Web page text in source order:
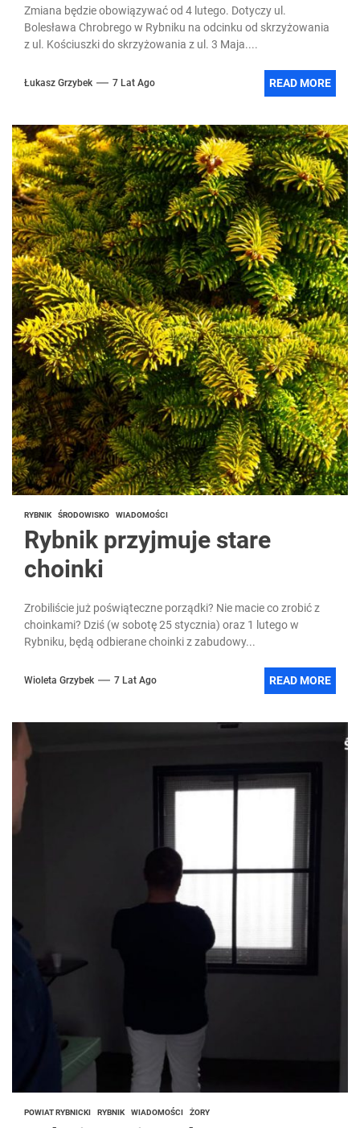
Zmiana będzie obowiązywać od 4 lutego. Dotyczy ul.
Bolesława Chrobrego w Rybniku na odcinku od skrzyżowania
z ul. Kościuszki do skrzyżowania z ul. 3 Maja....
Łukasz Grzybek 7 Lat Ago READ MORE
RYBNIK ŚRODOWISKO WIADOMOŚCI
Rybnik przyjmuje stare
choinki
Zrobiliście już poświąteczne porządki? Nie macie co zrobić z
choinkami? Dziś (w sobotę 25 stycznia) oraz 1 lutego w
Rybniku, będą odbierane choinki z zabudowy...
Wioleta Grzybek 7 Lat Ago READ MORE
POWIAT RYBNICKI RYBNIK WIADOMOŚCI ŻORY